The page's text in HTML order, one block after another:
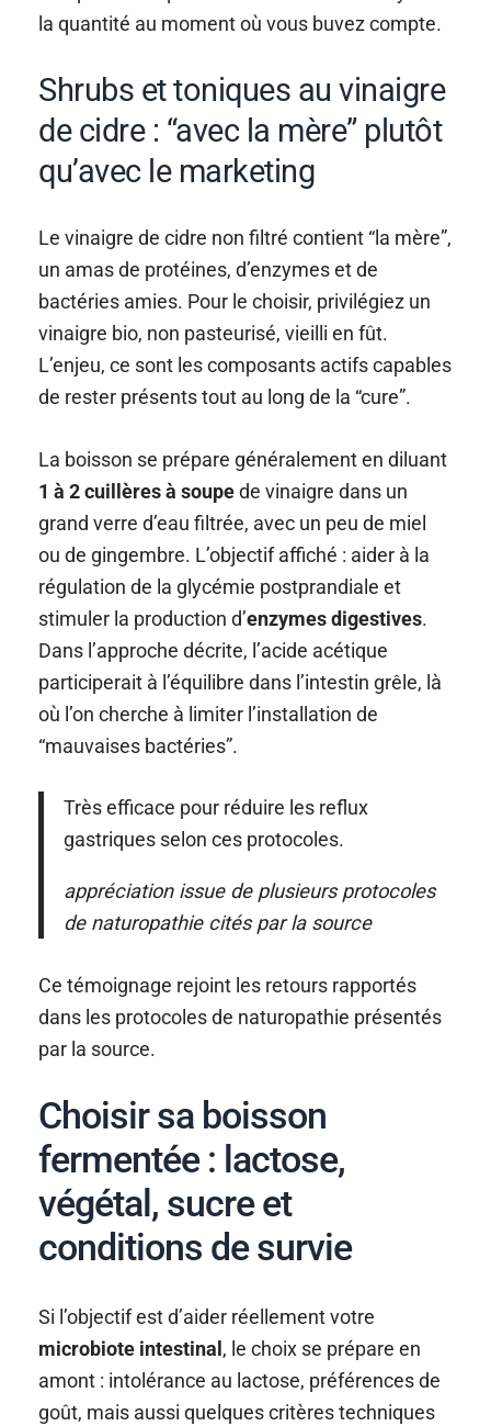
la quantité au moment où vous buvez compte.
Shrubs et toniques au vinaigre
de cidre : “avec la mère” plutôt
qu’avec le marketing
Le vinaigre de cidre non filtré contient “la mère”,
un amas de protéines, d’enzymes et de
bactéries amies. Pour le choisir, privilégiez un
vinaigre bio, non pasteurisé, vieilli en fût.
L’enjeu, ce sont les composants actifs capables
de rester présents tout au long de la “cure”.
La boisson se prépare généralement en diluant
1 à 2 cuillères à soupede vinaigre dans un
grand verre d’eau filtrée, avec un peu de miel
ou de gingembre. L’objectif affiché : aider à la
régulation de la glycémie postprandiale et
stimuler la production d’enzymes digestives.
Dans l’approche décrite, l’acide acétique
participerait à l’équilibre dans l’intestin grêle, là
où l’on cherche à limiter l’installation de
“mauvaises bactéries”.
Très efficace pour réduire les reflux
gastriques selon ces protocoles.
appréciation issue de plusieurs protocoles
de naturopathie cités par la source
Ce témoignage rejoint les retours rapportés
dans les protocoles de naturopathie présentés
par la source.
Choisir sa boisson
fermentée : lactose,
végétal, sucre et
conditions de survie
Si l’objectif est d’aider réellement votre
microbiote intestinal, le choix se prépare en
amont : intolérance au lactose, préférences de
goût, mais aussi quelques critères techniques